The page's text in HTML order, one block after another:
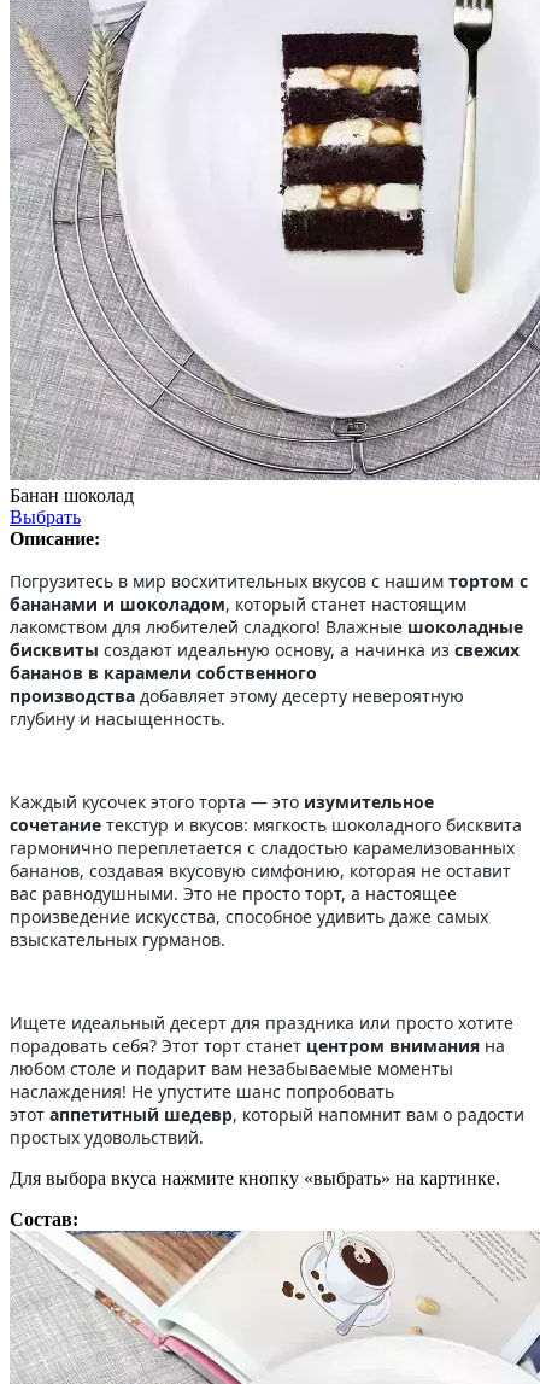
Банан шоколад
Выбрать
Описание:
Погрузитесь в мир восхитительных вкусов с нашим тортом с
бананами и шоколадом, который станет настоящим
лакомством для любителей сладкого! Влажные шоколадные
бисквиты создают идеальную основу, а начинка из свежих
бананов в карамели собственного
производства добавляет этому десерту невероятную
глубину и насыщенность.
Каждый кусочек этого торта — это изумительное
сочетание текстур и вкусов: мягкость шоколадного бисквита
гармонично переплетается с сладостью карамелизованных
бананов, создавая вкусовую симфонию, которая не оставит
вас равнодушными. Это не просто торт, а настоящее
произведение искусства, способное удивить даже самых
взыскательных гурманов.
Ищете идеальный десерт для праздника или просто хотите
порадовать себя? Этот торт станет центром внимания на
любом столе и подарит вам незабываемые моменты
наслаждения! Не упустите шанс попробовать
этот аппетитный шедевр, который напомнит вам о радости
простых удовольствий.
Для выбора вкуса нажмите кнопку «выбрать» на картинке.
Состав: